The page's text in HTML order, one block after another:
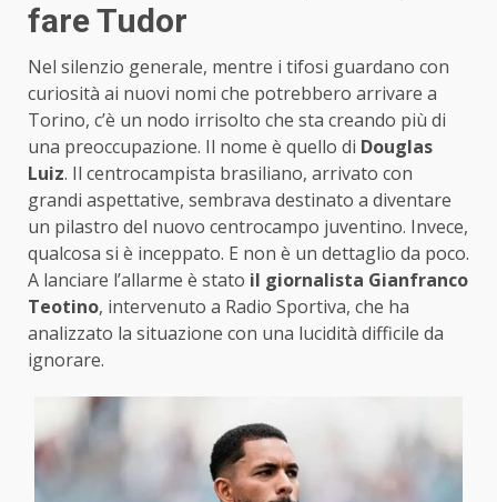
fare Tudor
Nel silenzio generale, mentre i tifosi guardano con
curiosità ai nuovi nomi che potrebbero arrivare a
Torino, c’è un nodo irrisolto che sta creando più di
una preoccupazione. Il nome è quello di Douglas
Luiz. Il centrocampista brasiliano, arrivato con
grandi aspettative, sembrava destinato a diventare
un pilastro del nuovo centrocampo juventino. Invece,
qualcosa si è inceppato. E non è un dettaglio da poco.
A lanciare l’allarme è stato il giornalista Gianfranco
Teotino, intervenuto a Radio Sportiva, che ha
analizzato la situazione con una lucidità difficile da
ignorare.